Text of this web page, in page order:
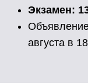
Экзамен:
августа в